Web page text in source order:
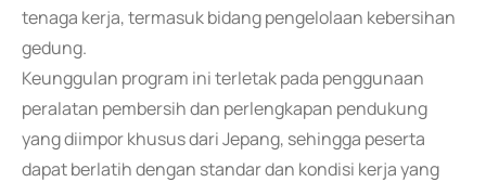
tenaga kerja, termasuk bidang pengelolaan kebersihan
gedung.
Keunggulan program ini terletak pada penggunaan
peralatan pembersih dan perlengkapan pendukung
yang diimpor khusus dari Jepang, sehingga peserta
dapat berlatih dengan standar dan kondisi kerja yang